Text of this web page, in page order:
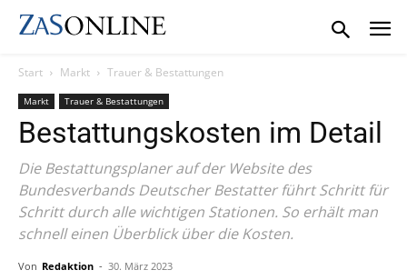
Start Markt Trauer & Bestattungen
Markt Trauer & Bestattungen
Bestattungskosten im Detail
Die Bestattungsplaner auf der Website des
Bundesverbands Deutscher Bestatter führt Schritt für
Schritt durch alle wichtigen Stationen. So erhält man
schnell einen Überblick über die Kosten.
Von Redaktion - 30. März 2023